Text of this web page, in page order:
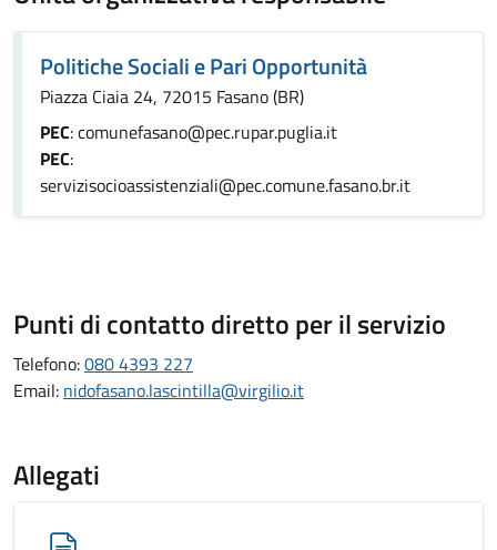
Politiche Sociali e Pari Opportunità
Piazza Ciaia 24, 72015 Fasano (BR)
PEC: comunefasano@pec.rupar.puglia.it
PEC:
servizisocioassistenziali@pec.comune.fasano.br.it
Punti di contatto diretto per il servizio
Telefono:080 4393 227
Email: nidofasano.lascintilla@virgilio.it
Allegati